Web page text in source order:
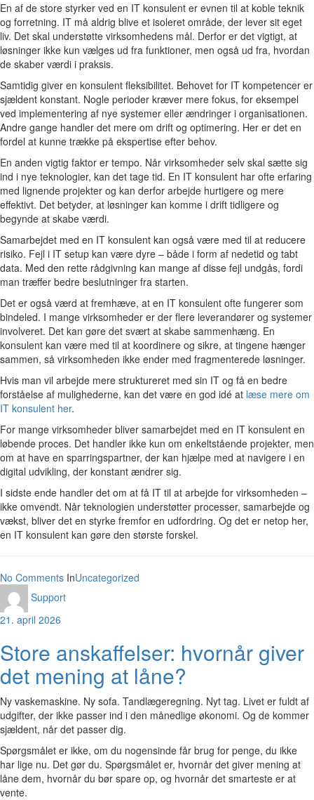
En af de store styrker ved en IT konsulent er evnen til at koble teknik
og forretning. IT må aldrig blive et isoleret område, der lever sit eget
liv. Det skal understøtte virksomhedens mål. Derfor er det vigtigt, at
løsninger ikke kun vælges ud fra funktioner, men også ud fra, hvordan
de skaber værdi i praksis.
Samtidig giver en konsulent fleksibilitet. Behovet for IT kompetencer er
sjældent konstant. Nogle perioder kræver mere fokus, for eksempel
ved implementering af nye systemer eller ændringer i organisationen.
Andre gange handler det mere om drift og optimering. Her er det en
fordel at kunne trække på ekspertise efter behov.
En anden vigtig faktor er tempo. Når virksomheder selv skal sætte sig
ind i nye teknologier, kan det tage tid. En IT konsulent har ofte erfaring
med lignende projekter og kan derfor arbejde hurtigere og mere
effektivt. Det betyder, at løsninger kan komme i drift tidligere og
begynde at skabe værdi.
Samarbejdet med en IT konsulent kan også være med til at reducere
risiko. Fejl i IT setup kan være dyre – både i form af nedetid og tabt
data. Med den rette rådgivning kan mange af disse fejl undgås, fordi
man træffer bedre beslutninger fra starten.
Det er også værd at fremhæve, at en IT konsulent ofte fungerer som
bindeled. I mange virksomheder er der flere leverandører og systemer
involveret. Det kan gøre det svært at skabe sammenhæng. En
konsulent kan være med til at koordinere og sikre, at tingene hænger
sammen, så virksomheden ikke ender med fragmenterede løsninger.
Hvis man vil arbejde mere struktureret med sin IT og få en bedre
forståelse af mulighederne, kan det være en god idé at læse mere om
IT konsulent her.
For mange virksomheder bliver samarbejdet med en IT konsulent en
løbende proces. Det handler ikke kun om enkeltstående projekter, men
om at have en sparringspartner, der kan hjælpe med at navigere i en
digital udvikling, der konstant ændrer sig.
I sidste ende handler det om at få IT til at arbejde for virksomheden –
ikke omvendt. Når teknologien understøtter processer, samarbejde og
vækst, bliver det en styrke fremfor en udfordring. Og det er netop her,
en IT konsulent kan gøre den største forskel.
No Comments InUncategorized
Support
21. april 2026
Store anskaffelser: hvornår giver
det mening at låne?
Ny vaskemaskine. Ny sofa. Tandlægeregning. Nyt tag. Livet er fuldt af
udgifter, der ikke passer ind i den månedlige økonomi. Og de kommer
sjældent, når det passer dig.
Spørgsmålet er ikke, om du nogensinde får brug for penge, du ikke
har lige nu. Det gør du. Spørgsmålet er, hvornår det giver mening at
låne dem, hvornår du bør spare op, og hvornår det smarteste er at
vente.